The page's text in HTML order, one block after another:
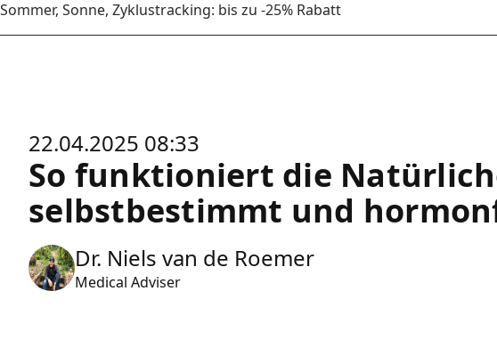
Sommer, Sonne, Zyklustracking: bis zu -25% Rabatt
22.04.2025 08:33
So funktioniert die
selbstbestimmt und
Dr. Niels van de Roemer
Medical Adviser